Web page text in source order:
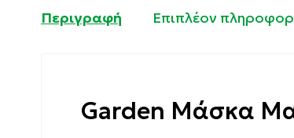
Περιγραφή Επιπλέον
Garden Μάσκα